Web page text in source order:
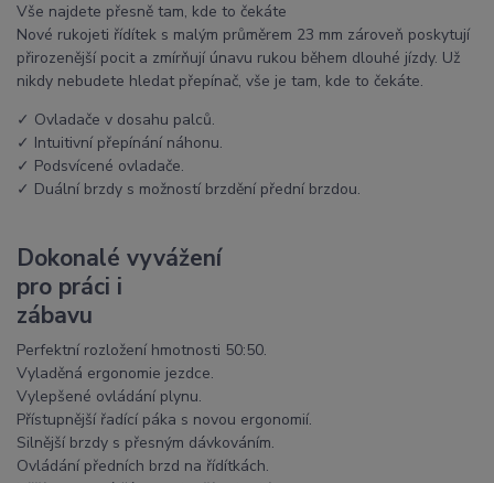
Vše najdete přesně tam, kde to čekáte
Nové rukojeti řídítek s malým průměrem 23 mm zároveň poskytují
přirozenější pocit a zmírňují únavu rukou během dlouhé jízdy. Už
nikdy nebudete hledat přepínač, vše je tam, kde to čekáte.
✓ Ovladače v dosahu palců.
✓ Intuitivní přepínání náhonu.
✓ Podsvícené ovladače.
✓ Duální brzdy s možností brzdění přední brzdou.
Dokonalé vyvážení
pro práci i
zábavu
Perfektní rozložení hmotnosti 50:50.
Vyladěná ergonomie jezdce.
Vylepšené ovládání plynu.
Přístupnější řadící páka s novou ergonomií.
Silnější brzdy s přesným dávkováním.
Ovládání předních brzd na řídítkách.